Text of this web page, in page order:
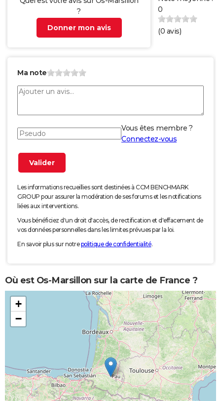
?
Donner mon avis
0
(0 avis)
Ma note
Vous êtes membre ?
Connectez-vous
Les informations recueillies sont destinées à CCM BENCHMARK
GROUP pour assurer la modération de ses forums et les notifications
liées aux interventions.
Vous bénéficiez d'un droit d'accès, de rectification et d'effacement de
vos données personnelles dans les limites prévues par la loi.
En savoir plus sur notrepolitique de confidentialité.
Où est Os-Marsillon sur la carte de France ?
+
−